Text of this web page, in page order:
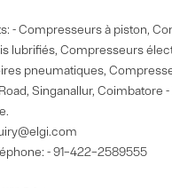
- Compresseurs à piston,
lubrifiés, Compresseurs
pneumatiques,
Singanallur, Coimbatore -
- 91–422–2589555